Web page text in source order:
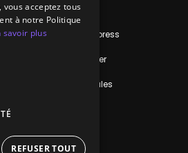
Liens utiles
Recherche Express
Nous contacter
Mentions légales
acceptez tous
à notre Politique
savoir plus
REFUSER TOUT